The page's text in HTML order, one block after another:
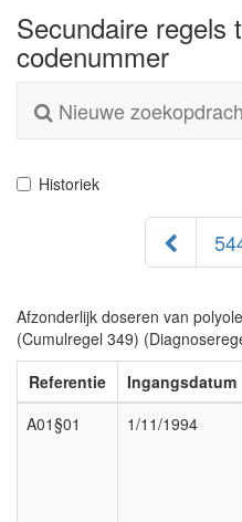
Secundaire regels
codenummer
Nieuwe
Historiek
Afzonderlijk doseren van
(Cumulregel 349)
Referentie
Ingangsdatum
A01§01
1/11/1994